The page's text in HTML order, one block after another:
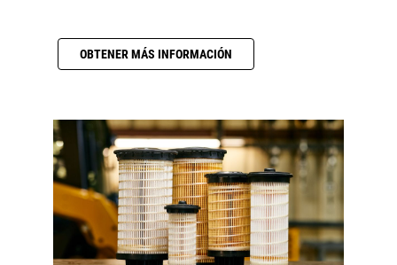
OBTENER MÁS INFORMACIÓN